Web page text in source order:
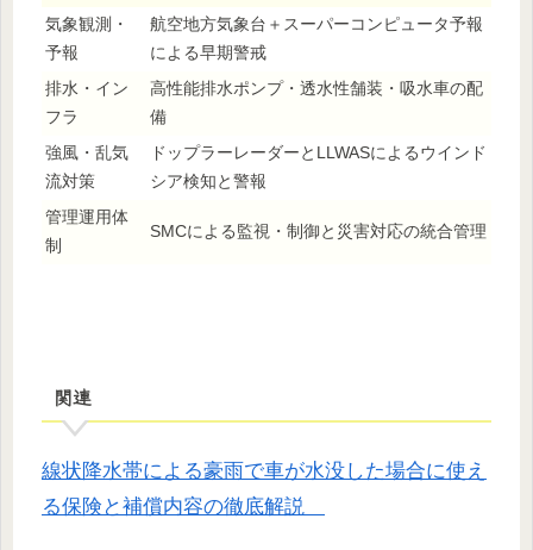
気象観測・
予報
航空地方気象台＋スーパーコンピュータ予報
による早期警戒
排水・イン
フラ
高性能排水ポンプ・透水性舗装・吸水車の配
備
強風・乱気
流対策
ドップラーレーダーとLLWASによるウインド
シア検知と警報
管理運用体
制
SMCによる監視・制御と災害対応の統合管理
関連
線状降水帯による豪雨で車が水没した場合に使え
る保険と補償内容の徹底解説